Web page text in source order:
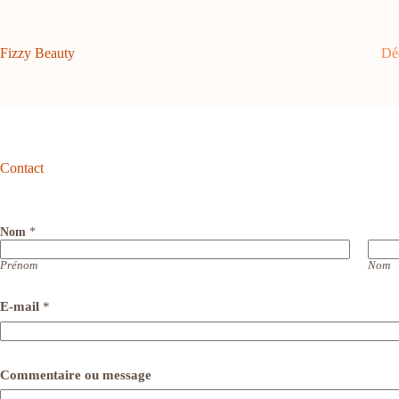
Fizzy Beauty
Contact
Nom *
Prénom Nom
E-mail *
Commentaire ou message